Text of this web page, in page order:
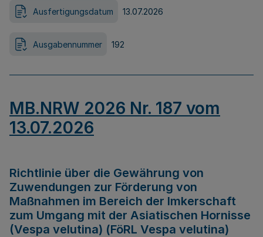
Ausfertigungsdatum 13.07.2026
Ausgabennummer 192
MB.NRW 2026 Nr. 187 vom
13.07.2026
Richtlinie über die Gewährung von
Zuwendungen zur Förderung von
Maßnahmen im Bereich der Imkerschaft
zum Umgang mit der Asiatischen Hornisse
(Vespa velutina) (FöRL Vespa velutina)